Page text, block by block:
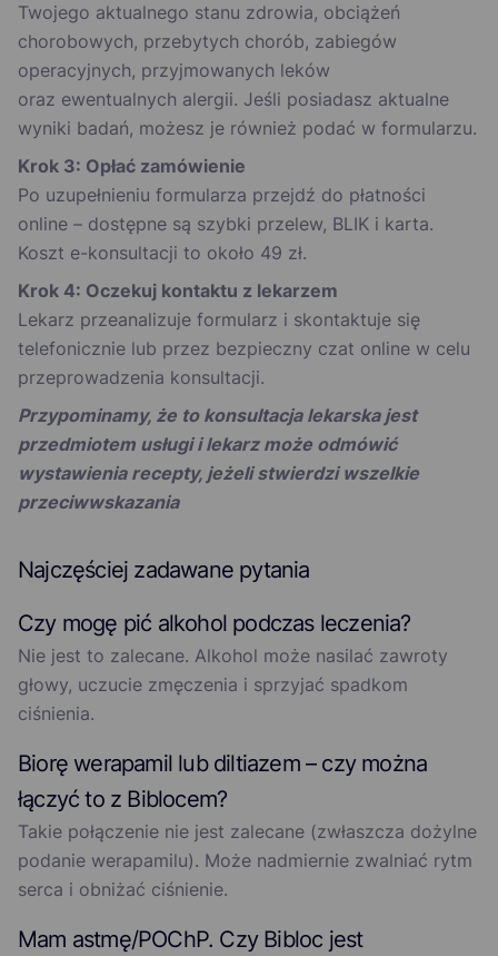
Twojego aktualnego stanu zdrowia, obciążeń
chorobowych, przebytych chorób, zabiegów
operacyjnych, przyjmowanych leków
oraz ewentualnych alergii. Jeśli posiadasz aktualne
wyniki badań, możesz je również podać w formularzu.
Krok 3: Opłać zamówienie
Po uzupełnieniu formularza przejdź do płatności
online – dostępne są szybki przelew, BLIK i karta.
Koszt e-konsultacji to około 49 zł.
Krok 4: Oczekuj kontaktu z lekarzem
Lekarz przeanalizuje formularz i skontaktuje się
telefonicznie lub przez bezpieczny czat online w celu
przeprowadzenia konsultacji.
Przypominamy, że to konsultacja lekarska jest
przedmiotem usługi i lekarz może odmówić
wystawienia recepty, jeżeli stwierdzi wszelkie
przeciwwskazania
Najczęściej zadawane pytania
Czy mogę pić alkohol podczas leczenia?
Nie jest to zalecane. Alkohol może nasilać zawroty
głowy, uczucie zmęczenia i sprzyjać spadkom
ciśnienia.
Biorę werapamil lub diltiazem – czy można
łączyć to z Biblocem?
Takie połączenie nie jest zalecane (zwłaszcza dożylne
podanie werapamilu). Może nadmiernie zwalniać rytm
serca i obniżać ciśnienie.
Mam astmę/POChP. Czy Bibloc jest